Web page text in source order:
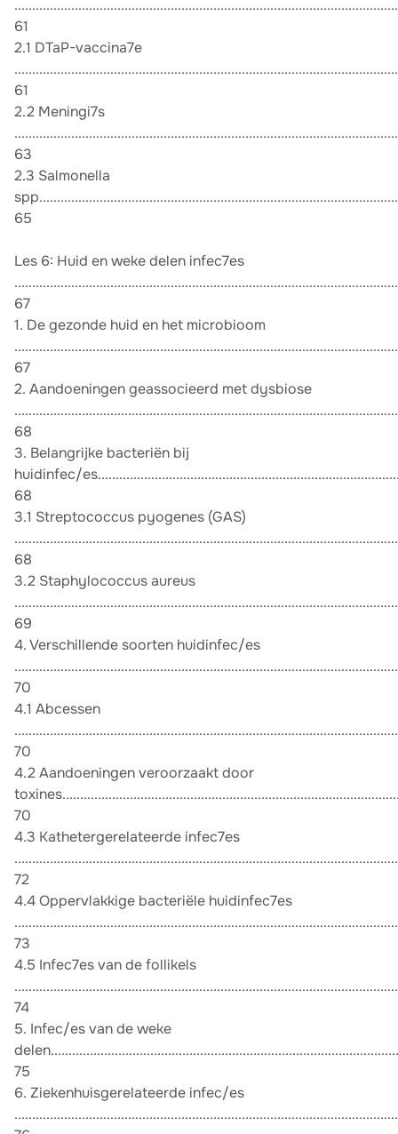
61
2.1 DTaP-vaccina7e
61
2.2 Meningi7s
63
2.3 Salmonella
65
Les 6: Huid en weke delen infec7es
67
1. De gezonde huid en het microbioom
67
2. Aandoeningen geassocieerd met dysbiose
68
3. Belangrijke bacteriën bij
huidinfec/
68
3.1 Streptococcus pyogenes (GAS)
68
3.2 Staphylococcus aureus
69
4. Verschillende soorten huidinfec/es
70
4.1 Abcessen
70
4.2 Aandoeningen veroorzaakt door
70
4.3 Kathetergerelateerde infec7es
72
4.4 Oppervlakkige bacteriële huidinfec7es
73
4.5 Infec7es van de follikels
74
5. Infec/es van de weke
75
6. Ziekenhuisgerelateerde infec/es